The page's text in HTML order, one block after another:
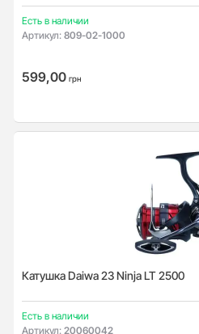
Есть в наличии
Артикул: 809-02-1000
599,00 грн
Катушка Daiwa 23 Ninja LT 2500
Есть в наличии
Артикул: 20060042